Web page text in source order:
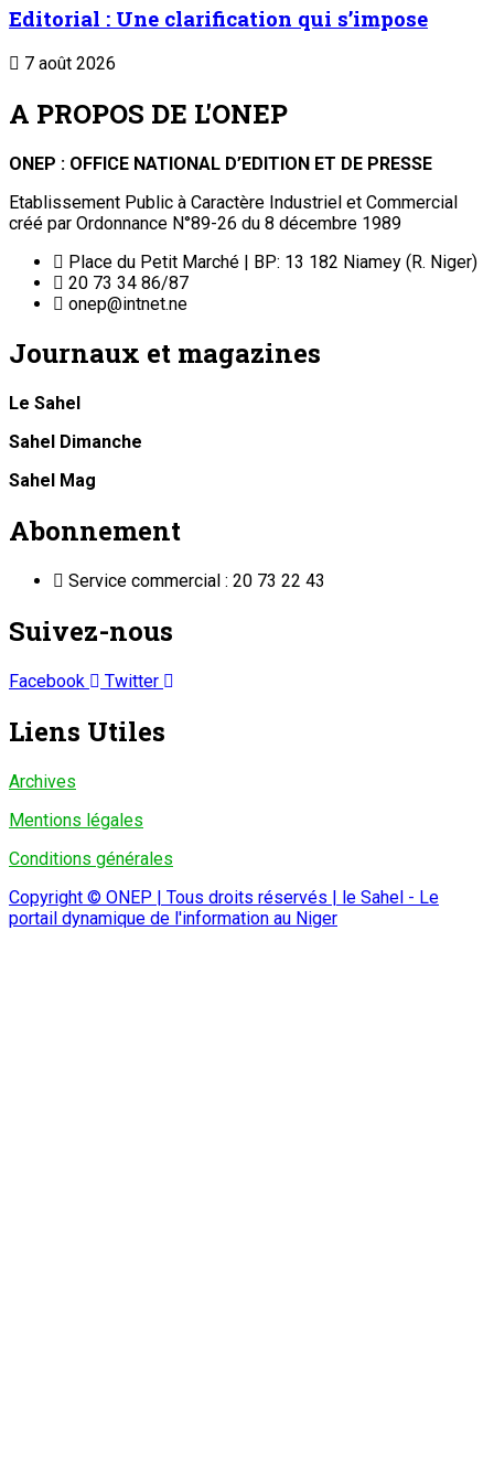
Editorial : Une clarification qui s’impose
7 août 2026
A PROPOS DE L'ONEP
ONEP : OFFICE NATIONAL D’EDITION ET DE PRESSE
Etablissement Public à Caractère Industriel et Commercial
créé par Ordonnance N°89-26 du 8 décembre 1989
Place du Petit Marché | BP: 13 182 Niamey (R. Niger)
20 73 34 86/87
onep@intnet.ne
Journaux et magazines
Le Sahel
Sahel Dimanche
Sahel Mag
Abonnement
Service commercial : 20 73 22 43
Suivez-nous
Facebook Twitter
Liens Utiles
Archives
Mentions légales
Conditions générales
Copyright © ONEP | Tous droits réservés | le Sahel - Le
portail dynamique de l'information au Niger